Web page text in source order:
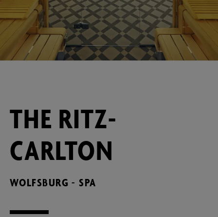
THE RITZ-
CARLTON
WOLFSBURG - SPA